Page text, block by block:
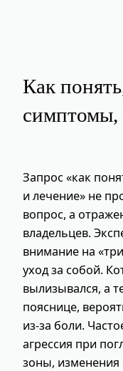
Как
симптомы,
Запрос «как
и лечение» не
вопрос, а
владельцев.
внимание на
уход за собой.
вылизывался, а
пояснице,
из‑за боли.
агрессия при
зоны,